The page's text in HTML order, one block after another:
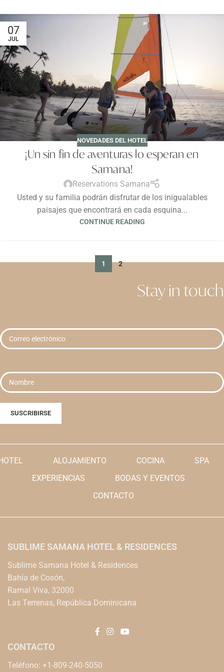
07
JUL
NOVEDADES DEL HOTEL
¡Un sin fin de aventuras lo esperan en
Samana!
Reservations Samana
Usted y su familia podrán disfrutar de los inigualables
paisajes que encontrará en cada esquina...
CONTINUE READING
1 2
Stay in touch
ALOJAMIENTO COCINA
SPA
EXPERIENCIAS
BODAS Y EVENTOS
CONTACTO
SUBLIME SAMANA HOTEL & RESIDENCES
Sublime Samana Hotel & Residences
Bahía de Cosón,
Ramal Viva, 32000
Las Terrenas, República Dominicana
CONTACTO
Teléfono: +1-809-240-5050